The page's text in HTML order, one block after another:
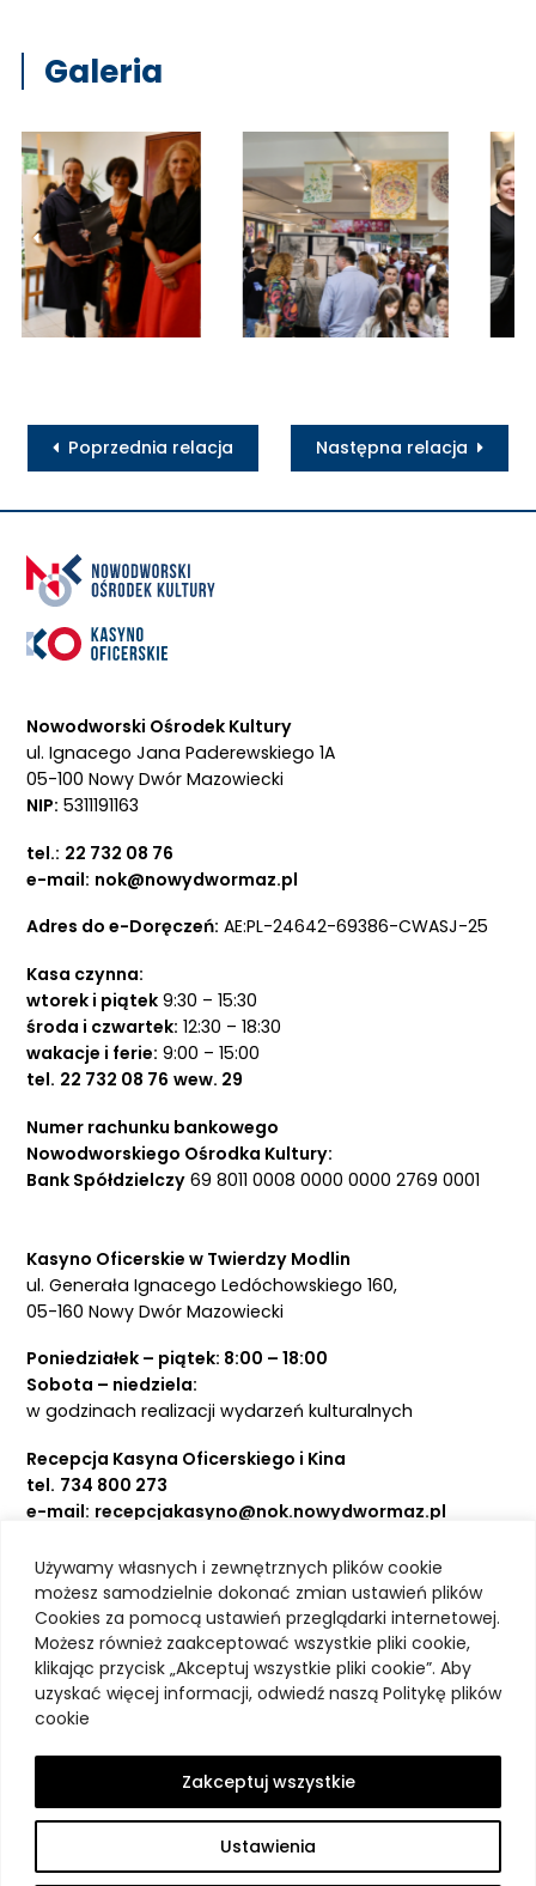
Używamy własnych i zewnętrznych plików cookie
możesz samodzielnie dokonać zmian ustawień plików
Cookies za pomocą ustawień przeglądarki internetowej.
Możesz również zaakceptować wszystkie pliki cookie,
klikając przycisk „Akceptuj wszystkie pliki cookie”. Aby
uzyskać więcej informacji, odwiedź naszą Politykę plików
cookie
Ustawienia
Zakceptuj wszystkie
Galeria
Poprzednia relacja Następna relacja
Nowodworski Ośrodek Kultury
ul. Ignacego Jana Paderewskiego 1A
05-100 Nowy Dwór Mazowiecki
NIP: 5311191163
tel.: 22 732 08 76
e-mail: nok@nowydwormaz.pl
Adres do e-Doręczeń: AE:PL-24642-69386-CWASJ-25
Kasa czynna:
wtorek i piątek9:30 – 15:30
środa i czwartek: 12:30 – 18:30
wakacje i ferie: 9:00 – 15:00
tel. 22 732 08 76 wew. 29
Numer rachunku bankowego
Nowodworskiego Ośrodka Kultury:
Bank Spółdzielczy69 8011 0008 0000 0000 2769 0001
Kasyno Oficerskie w Twierdzy Modlin
ul. Generała Ignacego Ledóchowskiego 160,
05-160 Nowy Dwór Mazowiecki
Poniedziałek – piątek: 8:00 – 18:00
Sobota – niedziela:
w godzinach realizacji wydarzeń kulturalnych
Recepcja Kasyna Oficerskiego i Kina
tel. 734 800 273
e-mail: recepcjakasyno@nok.nowydwormaz.pl
Aktualności
Kasyno Oficerskie
Kino
Bilety
Zajęcia stałe
Polityka prywatności